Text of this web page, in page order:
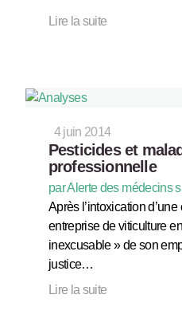
Lire la suite
4 juin 2014
Pesticides et
professionnelle
par Alerte des médecins
Après l’intoxication
entreprise de viticulture
inexcusable » de son
justice…
Lire la suite